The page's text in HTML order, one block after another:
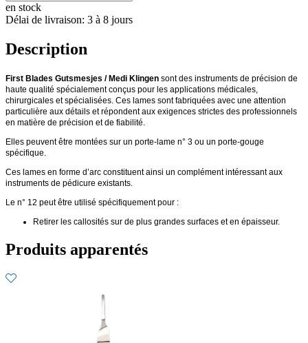
en stock
Délai de livraison: 3 à 8 jours
Description
First Blades Gutsmesjes / Medi Klingen sont des instruments de précision de
haute qualité spécialement conçus pour les applications médicales,
chirurgicales et spécialisées. Ces lames sont fabriquées avec une attention
particulière aux détails et répondent aux exigences strictes des professionnels
en matière de précision et de fiabilité.
Elles peuvent être montées sur un porte-lame n° 3 ou un porte-gouge
spécifique.
Ces lames en forme d’arc constituent ainsi un complément intéressant aux
instruments de pédicure existants.
Le n° 12 peut être utilisé spécifiquement pour :
Retirer les callosités sur de plus grandes surfaces et en épaisseur.
Produits apparentés